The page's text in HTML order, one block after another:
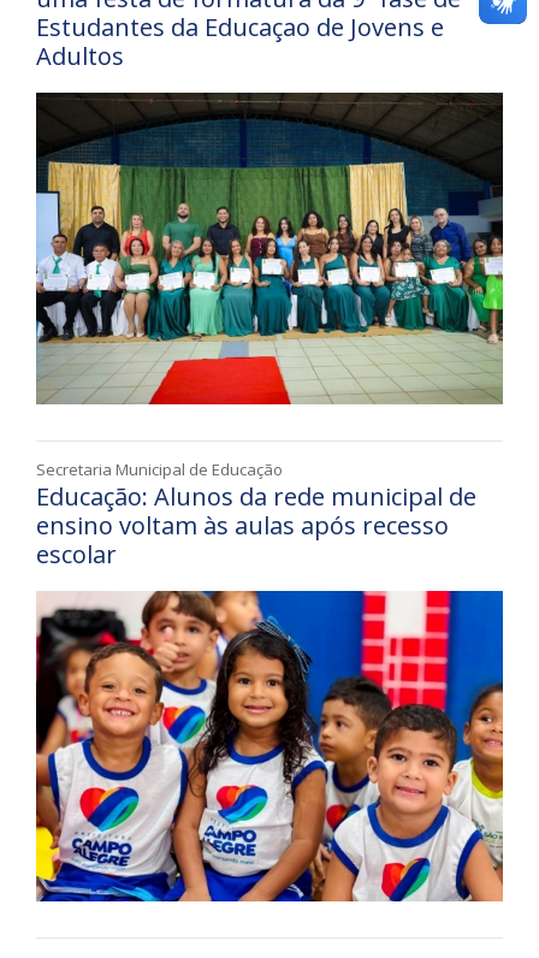
Estudantes da Educaçao de Jovens e
Adultos
Secretaria Municipal de Educação
Educação: Alunos da rede municipal de
ensino voltam às aulas após recesso
escolar